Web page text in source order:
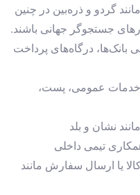
گردو و ذره‌بین در چنین
جستجوگر جهانی باشند.
بانک‌ها، درگاه‌های پرداخت
خدمات عمومی، پست،
نشان و بلد
تیمی داخلی
یا ارسال سفارش مانند